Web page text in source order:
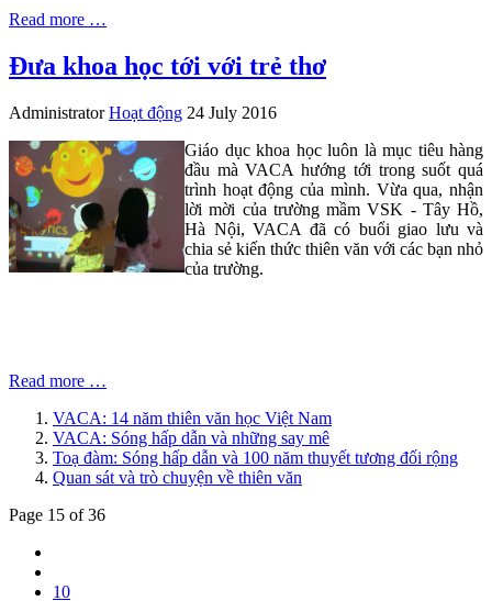
Read more …
Đưa khoa học tới với trẻ thơ
Administrator Hoạt động 24 July 2016
Giáo dục khoa học luôn là mục tiêu hàng
đầu mà VACA hướng tới trong suốt quá
trình hoạt động của mình. Vừa qua, nhận
lời mời của trường mầm VSK - Tây Hồ,
Hà Nội, VACA đã có buổi giao lưu và
chia sẻ kiến thức thiên văn với các bạn nhỏ
của trường.
Read more …
VACA: 14 năm thiên văn học Việt Nam
VACA: Sóng hấp dẫn và những say mê
Toạ đàm: Sóng hấp dẫn và 100 năm thuyết tương đối rộng
Quan sát và trò chuyện về thiên văn
Page 15 of 36
10